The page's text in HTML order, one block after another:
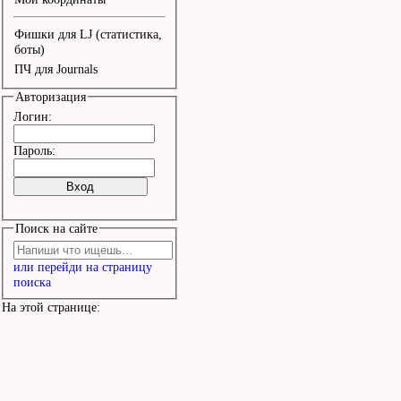
Покинешь меня,
Степями пленен.
Кибитками лун —
В дорожный туман,
Небесный табун,
Тяжелый колчан.
Чужая стрела,
Луна — пополам,
Полынь да зола —
Фишки для LJ (статистика,
боты)
ПЧ для Journals
Авторизация
Логин:
Пароль:
Поиск на сайте
или перейди на страницу
поиска
На этой странице: